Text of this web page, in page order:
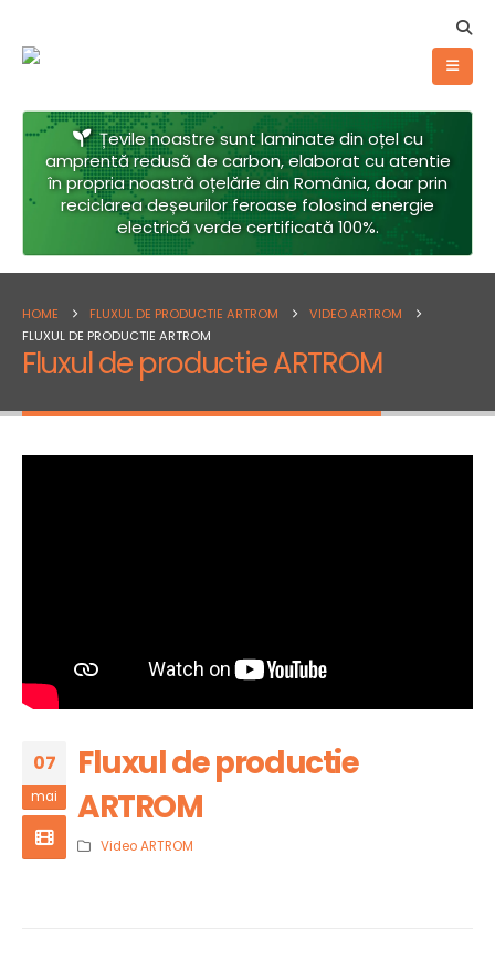
Țevile noastre sunt laminate din oțel cu
amprentă redusă de carbon, elaborat cu atentie
în propria noastră oțelărie din România, doar prin
reciclarea deșeurilor feroase folosind energie
electrică verde certificată 100%.
HOME FLUXUL DE PRODUCTIE ARTROM
VIDEO ARTROM
FLUXUL DE PRODUCTIE ARTROM
Fluxul de productie ARTROM
07
mai
Fluxul de productie
ARTROM
Video ARTROM